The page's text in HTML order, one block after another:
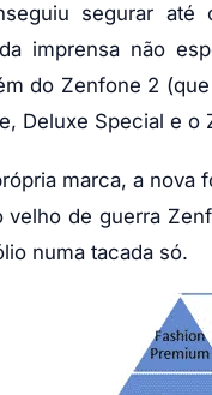
segurar até
imprensa não
do Zenfone 2
Deluxe Special e o
marca, a nova
velho de guerra
numa tacada só.